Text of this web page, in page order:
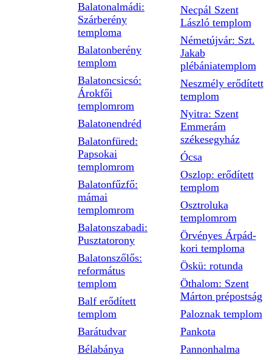
Balatonalmádi:
Szárberény
temploma
Balatonberény
templom
Balatoncsicsó:
Árokfői
templomrom
Balatonendréd
Balatonfüred:
Papsokai
templomrom
Balatonfűzfő:
mámai
templomrom
Balatonszabadi:
Pusztatorony
Balatonszőlős:
református
templom
Balf erődített
templom
Barátudvar
Bélabánya
Necpál Szent
László templom
Németújvár: Szt.
Jakab
plébániatemplom
Neszmély erődített
templom
Nyitra: Szent
Emmerám
székesegyház
Ócsa
Oszlop: erődített
templom
Osztroluka
templomrom
Örvényes Árpád-
kori temploma
Öskü: rotunda
Öthalom: Szent
Márton prépostság
Paloznak templom
Pankota
Pannonhalma